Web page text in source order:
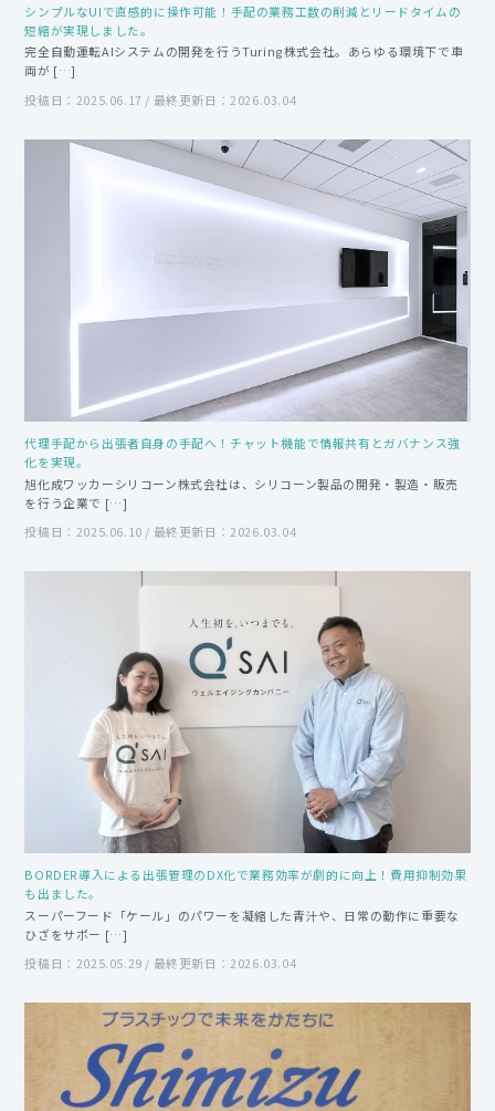
シンプルなUIで直感的に操作可能！手配の業務工数の削減とリードタイムの
短縮が実現しました。
完全自動運転AIシステムの開発を行うTuring株式会社。あらゆる環境下で車
両が […]
投稿日：2025.06.17 / 最終更新日：2026.03.04
代理手配から出張者自身の手配へ！チャット機能で情報共有とガバナンス強
化を実現。
旭化成ワッカーシリコーン株式会社は、シリコーン製品の開発・製造・販売
を行う企業で […]
投稿日：2025.06.10 / 最終更新日：2026.03.04
BORDER導入による出張管理のDX化で業務効率が劇的に向上！費用抑制効果
も出ました。
スーパーフード「ケール」のパワーを凝縮した青汁や、日常の動作に重要な
ひざをサポー […]
投稿日：2025.05.29 / 最終更新日：2026.03.04